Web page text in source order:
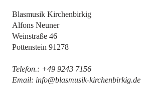
Blasmusik Kirchenbirkig
Alfons Neuner
Weinstraße 46
Pottenstein 91278
Telefon.: +49 9243 7156
Email: info@blasmusik-kirchenbirkig.de